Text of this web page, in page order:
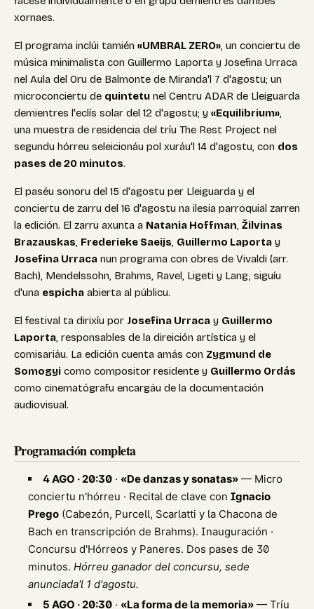
xornaes.
El programa inclúi tamién «UMBRAL ZERO», un conciertu de
música minimalista con Guillermo Laporta y Josefina Urraca
nel Aula del Oru de Balmonte de Miranda'l 7 d'agostu; un
microconciertu de quintetu nel Centru ADAR de Lleiguarda
demientres l'eclís solar del 12 d'agostu; y «Equilibrium»,
una muestra de residencia del tríu The Rest Project nel
segundu hórreu seleicionáu pol xuráu'l 14 d'agostu, con dos
pases de 20 minutos.
El paséu sonoru del 15 d'agostu per Lleiguarda y el
conciertu de zarru del 16 d'agostu na ilesia parroquial zarren
la edición. El zarru axunta a Natania Hoffman, Žilvinas
Brazauskas, Frederieke Saeijs, Guillermo Laporta y
Josefina Urraca nun programa con obres de Vivaldi (arr.
Bach), Mendelssohn, Brahms, Ravel, Ligeti y Lang, siguíu
d'una espicha abierta al públicu.
El festival ta dirixíu por Josefina Urraca y Guillermo
Laporta, responsables de la direición artística y el
comisariáu. La edición cuenta amás con Zygmund de
Somogyi como compositor residente y Guillermo Ordás
como cinematógrafu encargáu de la documentación
audiovisual.
Programación completa
4 AGO · 20:30 · «De danzas y sonatas» — Micro
conciertu n'hórreu · Recital de clave con Ignacio
Prego (Cabezón, Purcell, Scarlatti y la Chacona de
Bach en transcripción de Brahms). Inauguración ·
Concursu d'Hórreos y Paneres. Dos pases de 30
minutos. Hórreu ganador del concursu, sede
anunciada'l 1 d'agostu.
5 AGO · 20:30 · «La forma de la memoria» — Tríu